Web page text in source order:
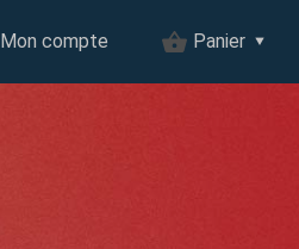
Panier
Mon compte